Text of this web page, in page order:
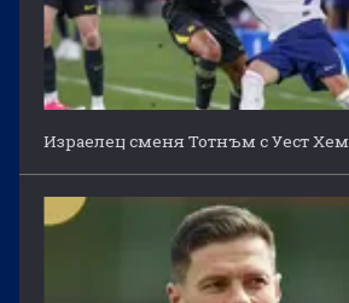
Израелец сменя Тотнъм с Уест Хем